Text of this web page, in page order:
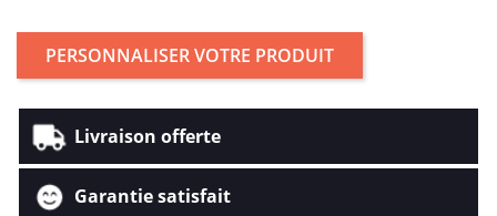
PERSONNALISER VOTRE PRODUIT
Livraison offerte
Garantie satisfait